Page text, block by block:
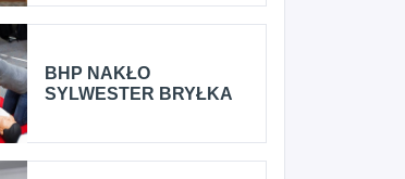
BHP NAKŁO
SYLWESTER BRYŁKA